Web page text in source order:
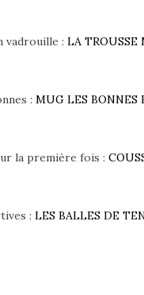
vadrouille : LA TROUSSE
: MUG LES BONNES
la première fois :
: LES BALLES DE